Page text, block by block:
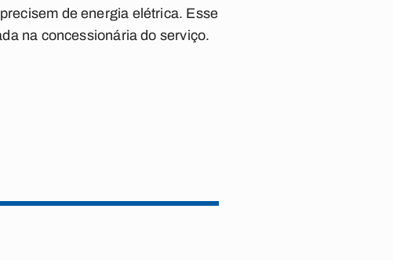
de energia elétrica. Esse
na concessionária do serviço.